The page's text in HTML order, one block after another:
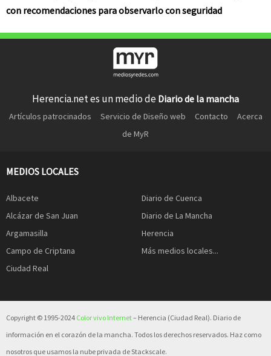
con recomendaciones para observarlo con seguridad
Herencia.net es un medio de Diario de la mancha
Artículos patrocinados Servicio de Diseño web Contacto
Acerca
de MyR
MEDIOS LOCALES
Albacete
Alcázar de San Juan
Argamasilla
Campo de Criptana
Ciudad Real
Diario de Cuenca
Diario de La Mancha
Herencia
Más medios locales...
Copyright © 1995-2024 Color vivo Internet– Herencia (Ciudad Real). Diario de
información en el corazón de la mancha. Todos los derechos reservados. Haz como
nosotros que usamos la nube privada de Stackscale.